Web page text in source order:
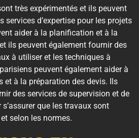
très expérimentés et ils peuvent
services d’expertise pour les projets
aider à la planification et à la
ils peuvent également fournir des
à utiliser et les techniques à
peuvent également aider à
et à la préparation des devis. Ils
des services de supervision et de
que les travaux sont
selon les normes.